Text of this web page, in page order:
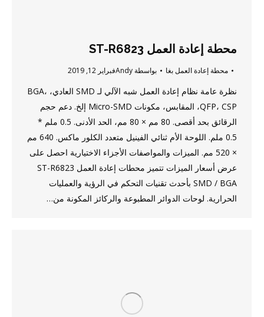
محطة إعادة العمل ST-R6823
محطة إعادة العمل بغا بواسطةAndyفبراير 12, 2019
نظرة عامة نظام إعادة العمل شبه الآلي لـ SMD العادي، BGA،
QFP، CSP، المقابس، مكونات Micro-SMD إلخ. دعم حجم
الرقائق بحد أقصى. 80 مم × 80 مم، الحد الأدنى. 0.5 ملم *
0.5 ملم. اللوحة الأم ثنائي الفينيل متعدد الكلور ماكس. 640 مم
× 520 مم. الميزات والمواصفات الأجزاء الاختيارية احصل على
عرض أسعار الميزات تتميز محطات إعادة العمل ST-R6823
SMD / BGA بأحدث تقنيات التحكم في الرؤية والعمليات
الحرارية. لوحات الدوائر المطبوعة والركائز المكونة من…